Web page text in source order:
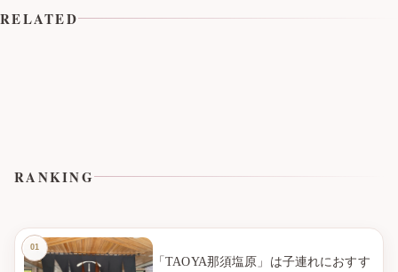
RANKING
「TAOYA那須塩原」は子連れにおすす
RELATED